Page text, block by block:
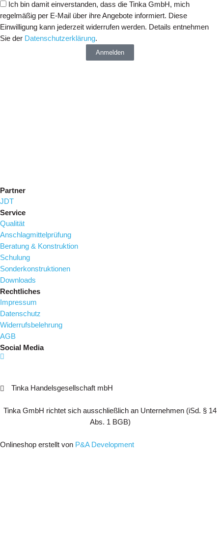
Ich bin damit einverstanden, dass die Tinka GmbH, mich
regelmäßig per E-Mail über ihre Angebote informiert. Diese
Einwilligung kann jederzeit widerrufen werden. Details entnehmen
Sie der Datenschutzerklärung.
Anmelden
Partner
JDT
Service
Qualität
Anschlagmittelprüfung
Beratung & Konstruktion
Schulung
Sonderkonstruktionen
Downloads
Rechtliches
Impressum
Datenschutz
Widerrufsbelehrung
AGB
Social Media
Tinka Handelsgesellschaft mbH
Tinka GmbH richtet sich ausschließlich an Unternehmen (iSd. § 14
Abs. 1 BGB)
Onlineshop erstellt von P&A Development